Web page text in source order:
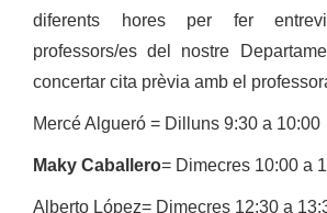
diferents hores per fer
professors/es del nostre
concertar cita prèvia amb el
Mercé Algueró = Dilluns 9:30 a 10:00
Maky Caballero= Dimecres 10:00 a
Alberto López= Dimecres 12:30 a